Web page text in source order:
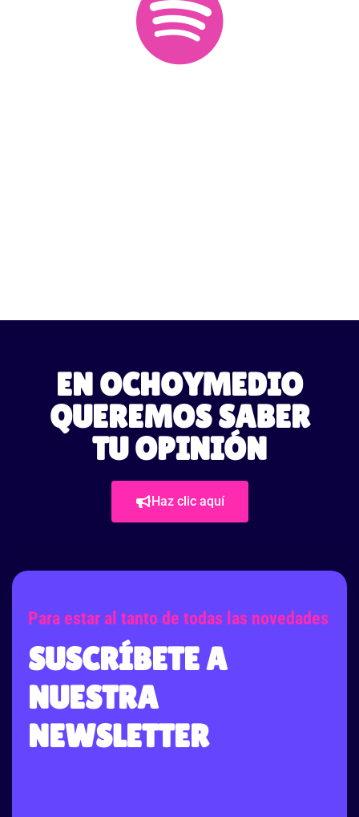
EN OCHOYMEDIO
QUEREMOS SABER
TU OPINIÓN
Haz clic aquí
Para estar al tanto de todas las novedades
SUSCRÍBETE A
NUESTRA
NEWSLETTER